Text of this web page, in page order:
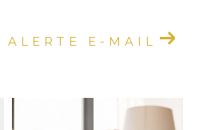
ALERTE E-MAIL